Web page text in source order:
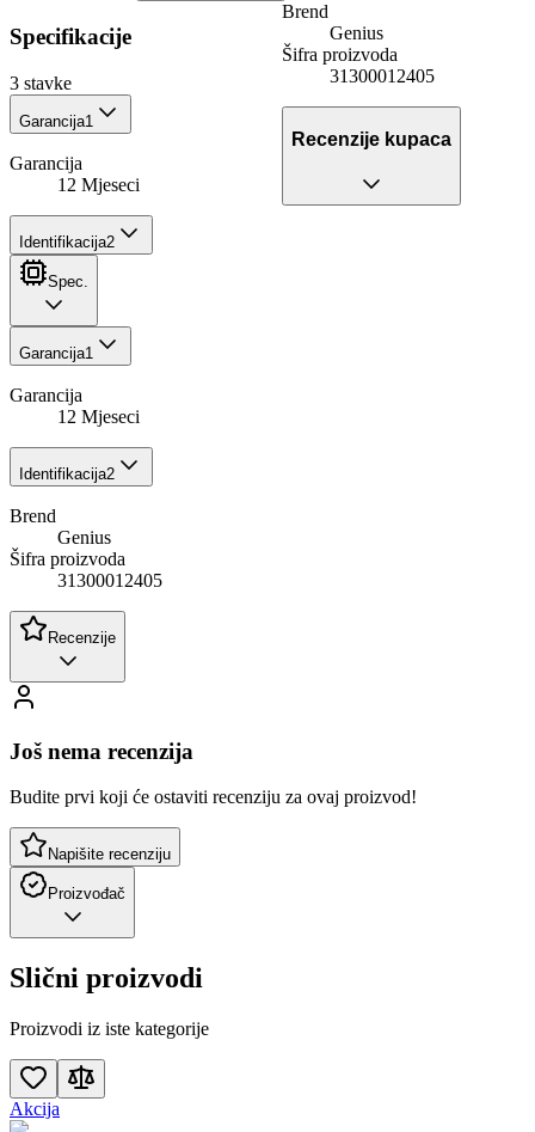
Specifikacije
3 stavke
Garancija1
Garancija
12 Mjeseci
Identifikacija2
Brend
Genius
Šifra proizvoda
31300012405
Recenzije kupaca
Spec.
Garancija1
Garancija
12 Mjeseci
Identifikacija2
Brend
Genius
Šifra proizvoda
31300012405
Recenzije
Još nema recenzija
Budite prvi koji će ostaviti recenziju za ovaj proizvod!
Napišite recenziju
Proizvođač
Slični proizvodi
Proizvodi iz iste kategorije
Akcija